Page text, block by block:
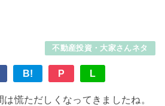
不動産投資・大家さんネタ
B! P L
慌ただしくなってきましたね。